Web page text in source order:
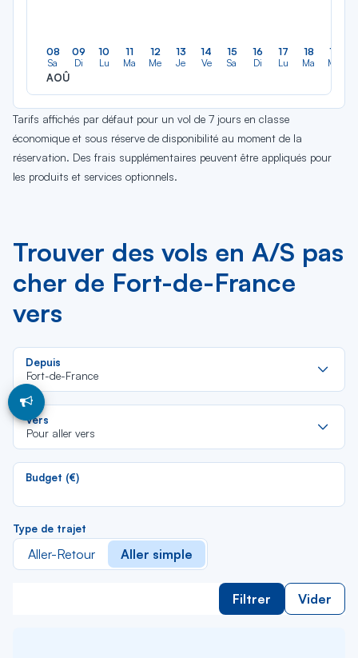
08
Sa
AOÛ
09
Di
10
Lu
11
Ma
12
Me
13
Je
14
Ve
15
Sa
16
Di
17
Lu
18
Ma
19
Me
Tarifs affichés par défaut pour un vol de 7 jours en classe
économique et sous réserve de disponibilité au moment de la
réservation. Des frais supplémentaires peuvent être appliqués pour
les produits et services optionnels.
Trouver des vols en A/S pas
cher de Fort-de-France
vers
Depuis
Fort-de-France
Vers
Pour aller vers
Budget (€)
Type de trajet
Aller-Retour Aller simple
Filtrer Vider